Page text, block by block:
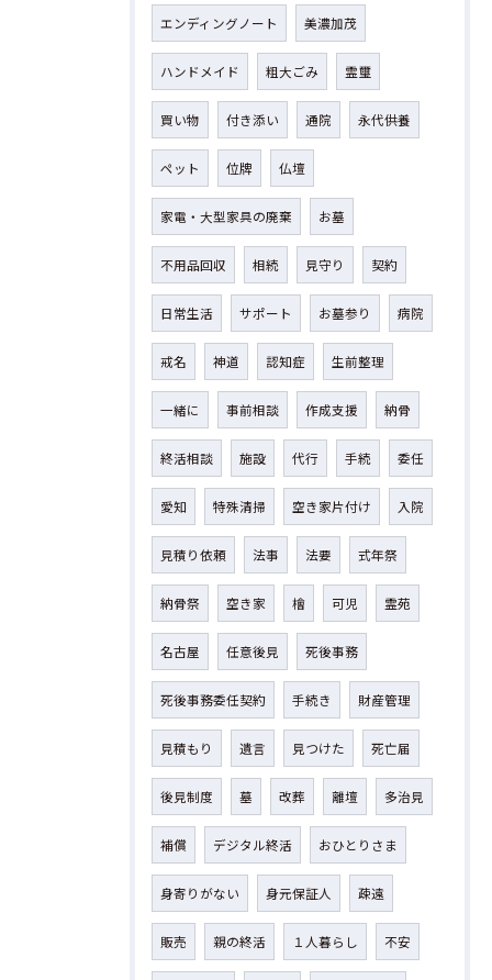
エンディングノート 美濃加茂
ハンドメイド 粗大ごみ 霊璽
買い物 付き添い 通院 永代供養
ペット 位牌 仏壇
家電・大型家具の廃棄 お墓
不用品回収 相続 見守り 契約
日常生活 サポート お墓参り 病院
戒名 神道 認知症 生前整理
一緒に 事前相談 作成支援 納骨
終活相談 施設 代行 手続 委任
愛知 特殊清掃 空き家片付け 入院
見積り依頼 法事 法要 式年祭
納骨祭 空き家 檜 可児 霊苑
名古屋 任意後見 死後事務
死後事務委任契約 手続き 財産管理
見積もり 遺言 見つけた 死亡届
後見制度 墓 改葬 離壇 多治見
補償 デジタル終活 おひとりさま
身寄りがない 身元保証人 疎遠
販売 親の終活 １人暮らし 不安